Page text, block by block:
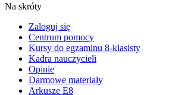
Na skróty
Zaloguj się
Centrum pomocy
Kursy do egzaminu 8-klasisty
Kadra nauczycieli
Opinie
Darmowe materiały
Arkusze E8